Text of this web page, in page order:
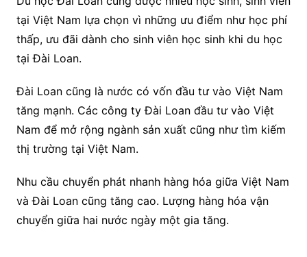
tại Việt Nam lựa chọn vì những ưu điểm như học phí
thấp, ưu đãi dành cho sinh viên học sinh khi du học
tại Đài Loan.
Đài Loan cũng là nước có vốn đầu tư vào Việt Nam
tăng mạnh. Các công ty Đài Loan đầu tư vào Việt
Nam để mở rộng ngành sản xuất cũng như tìm kiếm
thị trường tại Việt Nam.
Nhu cầu chuyển phát nhanh hàng hóa giữa Việt Nam
và Đài Loan cũng tăng cao. Lượng hàng hóa vận
chuyển giữa hai nước ngày một gia tăng.